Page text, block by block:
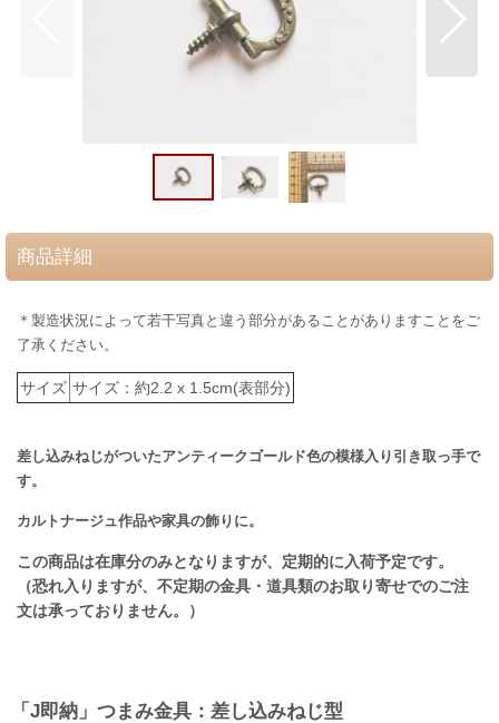
商品詳細
＊製造状況によって若干写真と違う部分があることがありますことをご
了承ください。
サイズ サイズ：約2.2 x 1.5cm(表部分)
差し込みねじがついたアンティークゴールド色の模様入り引き取っ手で
す。
カルトナージュ作品や家具の飾りに。
この商品は在庫分のみとなりますが、定期的に入荷予定です。
（恐れ入りますが、不定期の金具・道具類のお取り寄せでのご注
文は承っておりません。）
「J即納」つまみ金具：差し込みねじ型